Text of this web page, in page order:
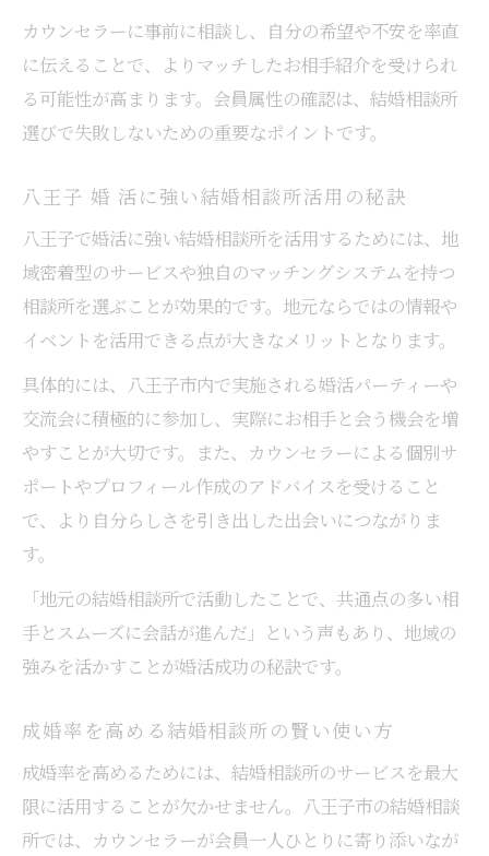
カウンセラーに事前に相談し、自分の希望や不安を率直
に伝えることで、よりマッチしたお相手紹介を受けられ
る可能性が高まります。会員属性の確認は、結婚相談所
選びで失敗しないための重要なポイントです。
八王子 婚 活に強い結婚相談所活用の秘訣
八王子で婚活に強い結婚相談所を活用するためには、地
域密着型のサービスや独自のマッチングシステムを持つ
相談所を選ぶことが効果的です。地元ならではの情報や
イベントを活用できる点が大きなメリットとなります。
具体的には、八王子市内で実施される婚活パーティーや
交流会に積極的に参加し、実際にお相手と会う機会を増
やすことが大切です。また、カウンセラーによる個別サ
ポートやプロフィール作成のアドバイスを受けること
で、より自分らしさを引き出した出会いにつながりま
す。
「地元の結婚相談所で活動したことで、共通点の多い相
手とスムーズに会話が進んだ」という声もあり、地域の
強みを活かすことが婚活成功の秘訣です。
成婚率を高める結婚相談所の賢い使い方
成婚率を高めるためには、結婚相談所のサービスを最大
限に活用することが欠かせません。八王子市の結婚相談
所では、カウンセラーが会員一人ひとりに寄り添いなが